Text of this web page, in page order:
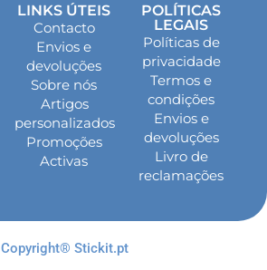
LINKS ÚTEIS
Contacto
Envios e
devoluções
Sobre nós
Artigos
personalizados
Promoções
Activas
POLÍTICAS
LEGAIS
Políticas de
privacidade
Termos e
condições
Envios e
devoluções
Livro de
reclamações
Copyright® Stickit.pt